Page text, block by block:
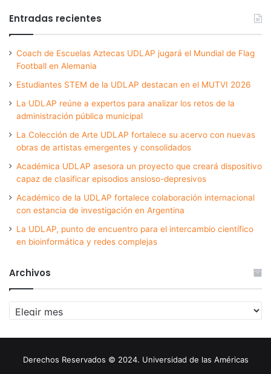
Entradas recientes
Coach de Escuelas Aztecas UDLAP jugará el Mundial de Flag
Football en Alemania
Estudiantes STEM de la UDLAP destacan en el MUTVI 2026
La UDLAP reúne a expertos para analizar los retos de la
administración pública municipal
La Colección de Arte UDLAP fortalece su acervo con nuevas
obras de artistas emergentes y consolidados
Académica UDLAP asesora un proyecto que creará dispositivo
capaz de clasificar episodios ansioso-depresivos
Académico de la UDLAP fortalece colaboración internacional
con estancia de investigación en Argentina
La UDLAP, punto de encuentro para el intercambio científico
en bioinformática y redes complejas
Archivos
Archivos
Derechos Reservados © 2024. Universidad de las Américas